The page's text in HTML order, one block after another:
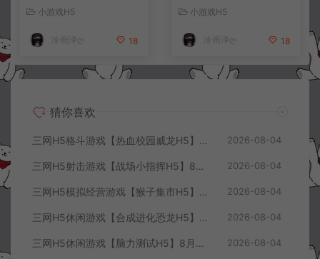
+解压即玩+简易安卓客户端
+详细搭建教程
小游戏H5
冷雨泽ღ 18
+解压即玩+简易安卓客户端
+详细搭建教程
小游戏H5
冷雨泽ღ 18
猜你喜欢
三网H5格斗游戏【热血校园威龙H5】8月最新整理Linux手工服务端+Win一键服务端+解压即玩+简易安卓客户端+详细搭建教程 2026-08-04
三网H5射击游戏【战场小指挥H5】8月最新整理Linux手工服务端+Win一键服务端+解压即玩+简易安卓客户端+详细搭建教程 2026-08-04
三网H5模拟经营游戏【猴子集市H5】8月最新整理Linux手工服务端+Win一键服务端+解压即玩+简易安卓客户端+详细搭建教程 2026-08-04
三网H5休闲游戏【合成进化恐龙H5】8月最新整理Linux手工服务端+Win一键服务端+解压即玩+简易安卓客户端+详细搭建教程 2026-08-04
三网H5休闲游戏【脑力测试H5】8月最新整理Linux手工服务端+Win一键服务端+解压即玩+简易安卓客户端+详细搭建教程 2026-08-04